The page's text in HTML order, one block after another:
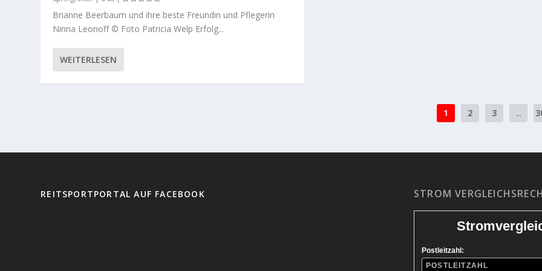
Brianne Beerbaum und ihre beste Freundin und Pflegerin
Ninna Leonoff © Foto Patricia Welp Erfolg...
WEITERLESEN
1 2 3 ...
REITSPORTPORTAL AUF FACEBOOK STROM
Postleitzahl: